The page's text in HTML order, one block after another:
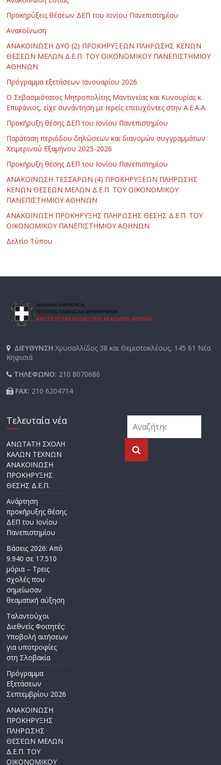
Προκηρύξεις θέσεων ΔΕΠ του Ιονίου Πανεπιστημίου
Ανακοίνωση
ΑΝΑΚΟΙΝΩΣΗ ΔΥΟ (2) ΠΡΟΚΗΡΥΞΕΩΝ ΠΛΗΡΩΣΗΣ ΚΕΝΩΝ
ΘΕΣΕΩΝ ΜΕΛΩΝ Δ.Ε.Π. ΤΟΥ ΟΙΚΟΝΟΜΙΚΟΥ ΠΑΝΕΠΙΣΤΗΜΙΟΥ
ΑΘΗΝΩΝ
Πρόγραμμα εξετάσεων Ιανουαρίου 2026
Ο Σεβασμιότατος Μητροπολίτης Μαντινείας και Κυνουρίας κ.
Επιφάνιος, είχε συνάντηση με Ιερείς επιτυχόντες στην Α.Ε.Α.Α.
Προκήρυξη θέσης ΔΕΠ του Ιονίου Πανεπιστημίου
Παράταση περιόδου δηλώσεων και διανομών συγγραμμάτων
Χειμερινού Εξαμήνου 2025-2026
Προκήρυξη θέσης ΔΕΠ του Ιονίου Πανεπιστημίου
ΑΝΑΚΟΙΝΩΣΗ ΤΕΣΣΑΡΩΝ (4) ΠΡΟΚΗΡΥΞΕΩΝ ΠΛΗΡΩΣΗΣ
ΚΕΝΩΝ ΘΕΣΕΩΝ ΜΕΛΩΝ Δ.Ε.Π. ΤΟΥ ΟΙΚΟΝΟΜΙΚΟΥ
ΠΑΝΕΠΙΣΤΗΜΙΟΥ ΑΘΗΝΩΝ
ΑΝΑΚΟΙΝΩΣΗ ΠΡΟΚΗΡΥΞΗΣ ΠΛΗΡΩΣΗΣ ΘΕΣΗΣ Δ.Ε.Π. ΤΟΥ
ΟΙΚΟΝΟΜΙΚΟΥ ΠΑΝΕΠΙΣΤΗΜΙΟΥ ΑΘΗΝΩΝ
Δελτίο Τύπου
ΔΙΕΥΘΥΝΣΗΧρυσαλλίδος 38 και Θεμιστοκλέους, 145 61 Νέα
Κηφισιά
ΤΗΛΕΦΩΝΟ: 210 8070686
FAX: 210 6204714
Τελευταία νέα
ΑΝΩΤΑΤΗ ΣΧΟΛΗ
ΚΑΛΩΝ ΤΕΧΝΩΝ
ΑΝΑΚΟΙΝΩΣΗ
ΠΡΟΚΗΡΥΞΗΣ
ΘΕΣΗΣ Δ.Ε.Π.
Ανάρτηση
προκήρυξης θέσης
ΔΕΠ του Ιονίου
Πανεπιστημίου
Βάσεις 2026: Από
9.940 σε 17.510
μόρια – Τρεις
σχολές που
σημείωσαν
θεαματική αύξηση
Ταλαντούχοι
Διεθνείς Φοιτητές:
Υποβολή αιτήσεων
για υποτροφίες
στη Σλοβακία
Πρόγραμμα
Εξετάσεων
Σεπτεμβρίου 2026
ΑΝΑΚΟΙΝΩΣΗ
ΠΡΟΚΗΡΥΞΗΣ
ΠΛΗΡΩΣΗΣ
ΘΕΣΕΩΝ ΜΕΛΩΝ
Δ.Ε.Π. ΤΟΥ
ΟΙΚΟΝΟΜΙΚΟΥ